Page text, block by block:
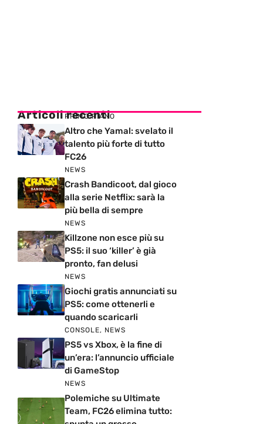
Articoli recenti
PRIMO PIANO
Altro che Yamal: svelato il
talento più forte di tutto
FC26
NEWS
Crash Bandicoot, dal gioco
alla serie Netflix: sarà la
più bella di sempre
NEWS
Killzone non esce più su
PS5: il suo ‘killer’ è già
pronto, fan delusi
NEWS
Giochi gratis annunciati su
PS5: come ottenerli e
quando scaricarli
CONSOLE, NEWS
PS5 vs Xbox, è la fine di
un’era: l’annuncio ufficiale
di GameStop
NEWS
Polemiche su Ultimate
Team, FC26 elimina tutto: